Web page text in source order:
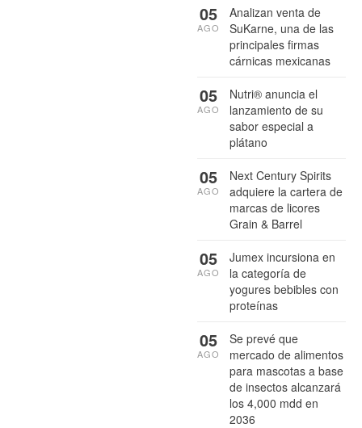
Analizan venta de
SuKarne, una de las
principales firmas
cárnicas mexicanas
05
AGO
Nutri® anuncia el
lanzamiento de su
sabor especial a
plátano
05
AGO
Next Century Spirits
adquiere la cartera de
marcas de licores
Grain & Barrel
05
AGO
Jumex incursiona en
la categoría de
yogures bebibles con
proteínas
05
AGO
Se prevé que
mercado de alimentos
para mascotas a base
de insectos alcanzará
los 4,000 mdd en
2036
05
AGO